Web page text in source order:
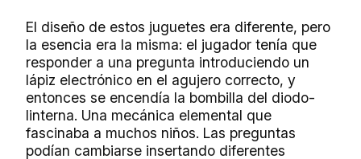
El diseño de estos juguetes era diferente, pero
la esencia era la misma: el jugador tenía que
responder a una pregunta introduciendo un
lápiz electrónico en el agujero correcto, y
entonces se encendía la bombilla del diodo-
linterna. Una mecánica elemental que
fascinaba a muchos niños. Las preguntas
podían cambiarse insertando diferentes